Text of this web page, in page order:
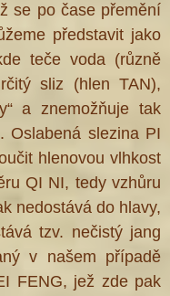
se po čase přemění
představit jako
teče voda (různě
sliz (hlen TAN),
a znemožňuje tak
Oslabená slezina PI
hlenovou vlhkost
QI NI, tedy vzhůru
nedostává do hlavy,
tzv. nečistý jang
v našem případě
FENG, jež zde pak